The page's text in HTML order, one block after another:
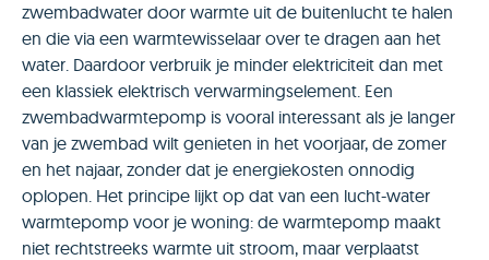
zwembadwater door warmte uit de buitenlucht te halen
en die via een warmtewisselaar over te dragen aan het
water. Daardoor verbruik je minder elektriciteit dan met
een klassiek elektrisch verwarmingselement. Een
zwembadwarmtepomp is vooral interessant als je langer
van je zwembad wilt genieten in het voorjaar, de zomer
en het najaar, zonder dat je energiekosten onnodig
oplopen. Het principe lijkt op dat van een lucht-water
warmtepomp voor je woning: de warmtepomp maakt
niet rechtstreeks warmte uit stroom, maar verplaatst